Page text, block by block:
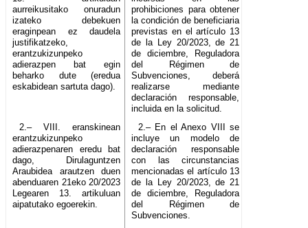
aurreikusitako onuradun
izateko debekuen
eraginpean ez daudela
justifikatzeko,
erantzukizunpeko
adierazpen bat egin
beharko dute (eredua
eskabidean sartuta dago).
prohibiciones para obtener
la condición de beneficiaria
previstas en el artículo 13
de la Ley 20/2023, de 21
de diciembre, Reguladora
del Régimen de
Subvenciones, deberá
realizarse mediante
declaración responsable,
incluida en la solicitud.
2.– VIII. eranskinean
erantzukizunpeko
adierazpenaren eredu bat
dago, Dirulaguntzen
Araubidea arautzen duen
abenduaren 21eko 20/2023
Legearen 13. artikuluan
aipatutako egoerekin.
2.– En el Anexo VIII se
incluye un modelo de
declaración responsable
con las circunstancias
mencionadas el artículo 13
de la Ley 20/2023, de 21
de diciembre, Reguladora
del Régimen de
Subvenciones.